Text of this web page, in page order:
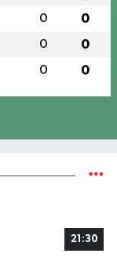
0 0
0 0
0 0
21:30